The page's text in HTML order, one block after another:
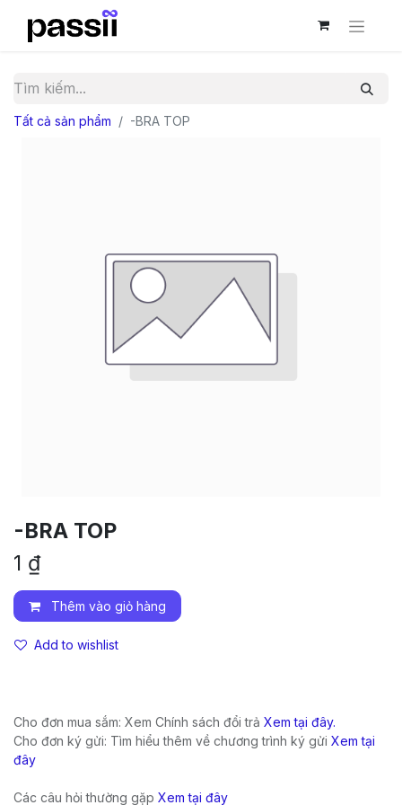
Tất cả sản phẩm -BRA TOP
-BRA TOP
1 ₫
Thêm vào giỏ hàng
Add to wishlist
Cho đơn mua sắm: Xem Chính sách đổi trả Xem tại đây.
Cho đơn ký gửi: Tìm hiểu thêm về chương trình ký gửi Xem tại
đây
Các câu hỏi thường gặp Xem tại đây